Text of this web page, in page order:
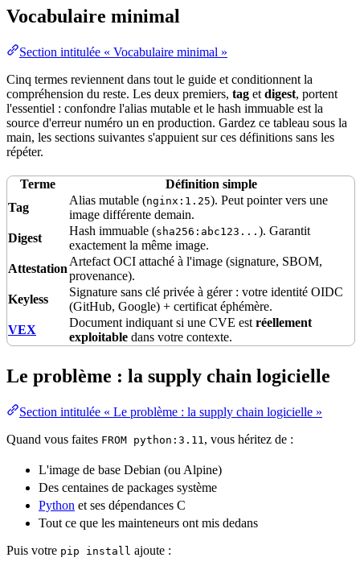
Vocabulaire minimal
Section intitulée « Vocabulaire minimal »
Cinq termes reviennent dans tout le guide et conditionnent la
compréhension du reste. Les deux premiers, tag et digest, portent
l'essentiel : confondre l'alias mutable et le hash immuable est la
source d'erreur numéro un en production. Gardez ce tableau sous la
main, les sections suivantes s'appuient sur ces définitions sans les
répéter.
Terme
Définition simple
Tag
Alias mutable (nginx:1.25). Peut pointer vers une
image différente demain.
Digest
Hash immuable (sha256:abc123... ). Garantit
exactement la même image.
Attestation
Artefact OCI attaché à l'image (signature, SBOM,
provenance).
Keyless
Signature sans clé privée à gérer : votre identité OIDC
(GitHub, Google) + certificat éphémère.
VEX
Document indiquant si une CVE est réellement
exploitable dans votre contexte.
Le problème : la supply chain logicielle
Section intitulée « Le problème : la supply chain logicielle »
Quand vous faites FROM python:3.11, vous héritez de :
L'image de base Debian (ou Alpine)
Des centaines de packages système
Python et ses dépendances C
Tout ce que les mainteneurs ont mis dedans
Puis votre pip install ajoute :